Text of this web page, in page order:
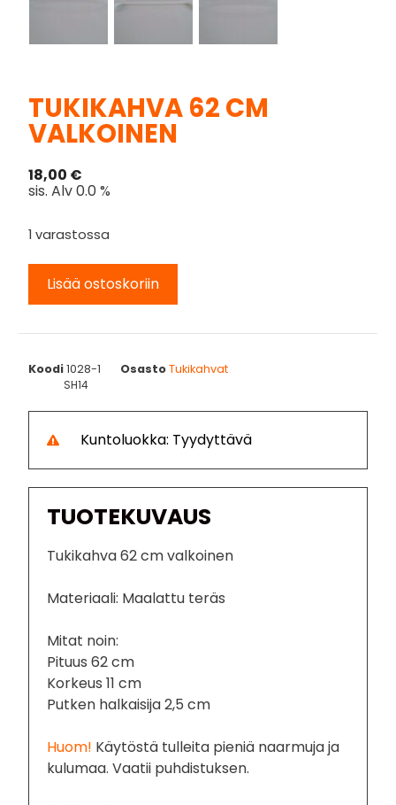
TUKIKAHVA 62 CM
VALKOINEN
18,00 €
sis. Alv 0.0 %
1 varastossa
Lisää ostoskoriin
Koodi1028-1 OsastoTukikahvat
SH14
Kuntoluokka: Tyydyttävä
TUOTEKUVAUS
Tukikahva 62 cm valkoinen
Materiaali: Maalattu teräs
Mitat noin:
Pituus 62 cm
Korkeus 11 cm
Putken halkaisija 2,5 cm
Huom! Käytöstä tulleita pieniä naarmuja ja
kulumaa. Vaatii puhdistuksen.